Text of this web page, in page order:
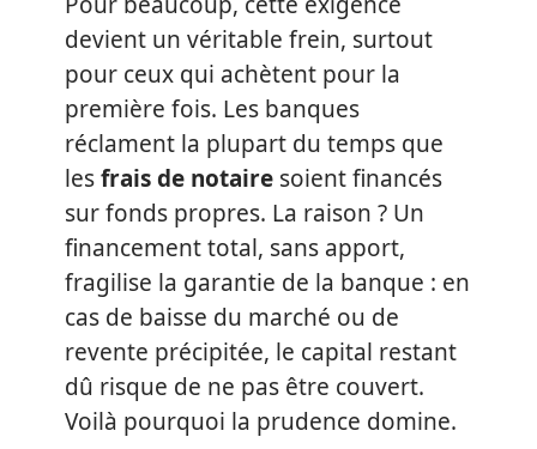
devient un véritable frein, surtout
pour ceux qui achètent pour la
première fois. Les banques
réclament la plupart du temps que
lesfrais de notaire soient financés
sur fonds propres. La raison ? Un
financement total, sans apport,
fragilise la garantie de la banque : en
cas de baisse du marché ou de
revente précipitée, le capital restant
dû risque de ne pas être couvert.
Voilà pourquoi la prudence domine.